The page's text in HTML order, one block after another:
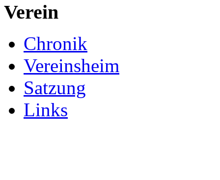
Verein
Chronik
Vereinsheim
Satzung
Links